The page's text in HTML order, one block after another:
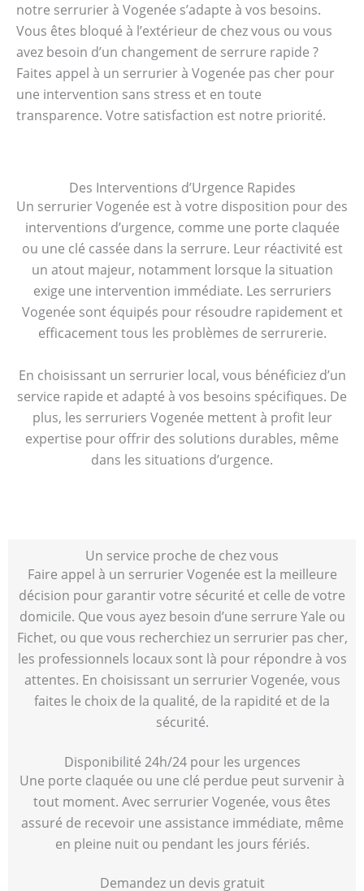
notre serrurier à Vogenée s’adapte à vos besoins.
Vous êtes bloqué à l’extérieur de chez vous ou vous
avez besoin d’un changement de serrure rapide ?
Faites appel à un serrurier à Vogenée pas cher pour
une intervention sans stress et en toute
transparence. Votre satisfaction est notre priorité.
Des Interventions d’Urgence Rapides
Un serrurier Vogenée est à votre disposition pour des
interventions d’urgence, comme une porte claquée
ou une clé cassée dans la serrure. Leur réactivité est
un atout majeur, notamment lorsque la situation
exige une intervention immédiate. Les serruriers
Vogenée sont équipés pour résoudre rapidement et
efficacement tous les problèmes de serrurerie.
En choisissant un serrurier local, vous bénéficiez d’un
service rapide et adapté à vos besoins spécifiques. De
plus, les serruriers Vogenée mettent à profit leur
expertise pour offrir des solutions durables, même
dans les situations d’urgence.
Un service proche de chez vous
Faire appel à un serrurier Vogenée est la meilleure
décision pour garantir votre sécurité et celle de votre
domicile. Que vous ayez besoin d’une serrure Yale ou
Fichet, ou que vous recherchiez un serrurier pas cher,
les professionnels locaux sont là pour répondre à vos
attentes. En choisissant un serrurier Vogenée, vous
faites le choix de la qualité, de la rapidité et de la
sécurité.
Disponibilité 24h/24 pour les urgences
Une porte claquée ou une clé perdue peut survenir à
tout moment. Avec serrurier Vogenée, vous êtes
assuré de recevoir une assistance immédiate, même
en pleine nuit ou pendant les jours fériés.
Demandez un devis gratuit